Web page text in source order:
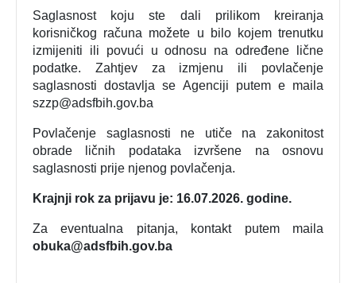
Saglasnost koju ste dali prilikom kreiranja
korisničkog računa možete u bilo kojem trenutku
izmijeniti ili povući u odnosu na određene lične
podatke. Zahtjev za izmjenu ili povlačenje
saglasnosti dostavlja se Agenciji putem e maila
szzp@adsfbih.gov.ba
Povlačenje saglasnosti ne utiče na zakonitost
obrade ličnih podataka izvršene na osnovu
saglasnosti prije njenog povlačenja.
Krajnji rok za prijavu je: 16.07.2026. godine.
Za eventualna pitanja, kontakt putem maila
obuka@adsfbih.gov.ba